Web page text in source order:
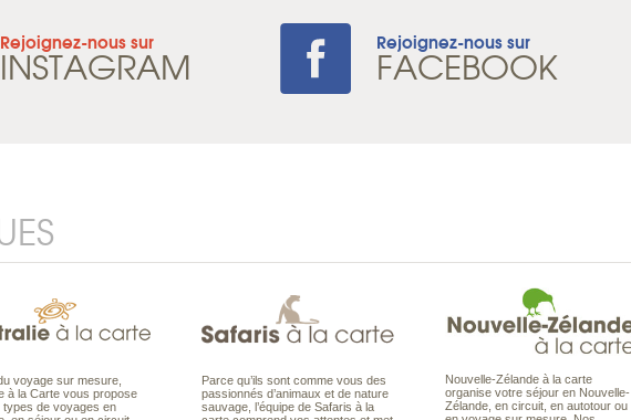
Rejoignez-nous sur
INSTAGRAM Rejoignez-nous sur
FACEBOOK
voyage sur mesure,
à la Carte vous propose
types de voyages en
Parce qu’ils sont comme vous des
passionnés d’animaux et de nature
sauvage, l’équipe de Safaris à la
Nouvelle-Zélande à la carte
organise votre séjour en Nouvelle-
Zélande, en circuit, en autotour ou